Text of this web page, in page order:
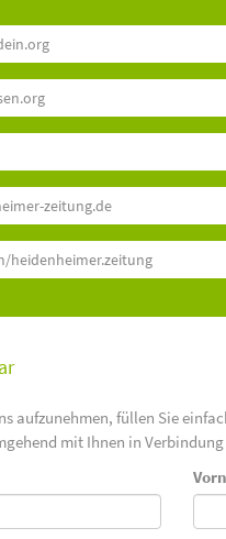
zeitung.de
heidenheimer.zeitung
aufzunehmen, füllen Sie
mit Ihnen in